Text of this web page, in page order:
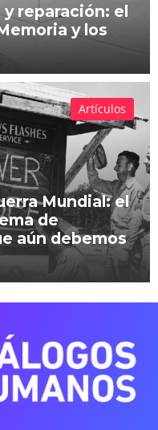
reparación: el
y los
Mundial: el
de
aún debemos
Artículos